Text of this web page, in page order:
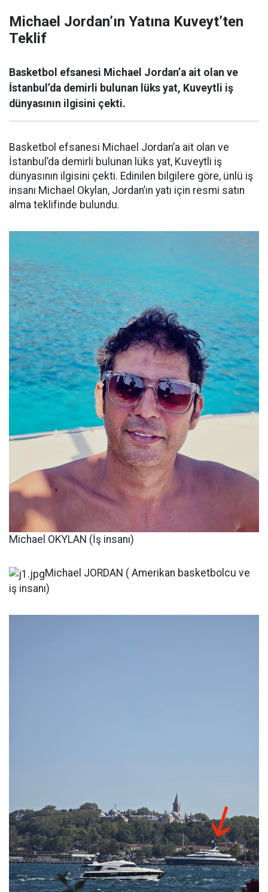
Michael Jordan’ın Yatına Kuveyt’ten
Teklif
Basketbol efsanesi Michael Jordan’a ait olan ve
İstanbul’da demirli bulunan lüks yat, Kuveytli iş
dünyasının ilgisini çekti.
Basketbol efsanesi Michael Jordan’a ait olan ve
İstanbul’da demirli bulunan lüks yat, Kuveytli iş
dünyasının ilgisini çekti. Edinilen bilgilere göre, ünlü iş
insanı Michael Okylan, Jordan’ın yatı için resmi satın
alma teklifinde bulundu.
Michael OKYLAN (İş insanı)
Michael JORDAN ( Amerikan basketbolcu ve
iş insanı)